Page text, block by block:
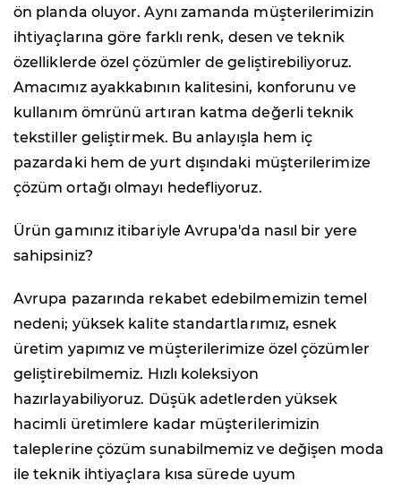
ön planda oluyor. Aynı zamanda müşterilerimizin
ihtiyaçlarına göre farklı renk, desen ve teknik
özelliklerde özel çözümler de geliştirebiliyoruz.
Amacımız ayakkabının kalitesini, konforunu ve
kullanım ömrünü artıran katma değerli teknik
tekstiller geliştirmek. Bu anlayışla hem iç
pazardaki hem de yurt dışındaki müşterilerimize
çözüm ortağı olmayı hedefliyoruz.
Ürün gamınız itibariyle Avrupa'da nasıl bir yere
sahipsiniz?
Avrupa pazarında rekabet edebilmemizin temel
nedeni; yüksek kalite standartlarımız, esnek
üretim yapımız ve müşterilerimize özel çözümler
geliştirebilmemiz. Hızlı koleksiyon
hazırlayabiliyoruz. Düşük adetlerden yüksek
hacimli üretimlere kadar müşterilerimizin
taleplerine çözüm sunabilmemiz ve değişen moda
ile teknik ihtiyaçlara kısa sürede uyum